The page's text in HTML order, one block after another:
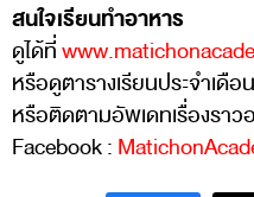
สนใจเรียนทำอาหาร
ดูได้ที่
หรือดูตารางเรียนประจำเดือ
หรือติดตามอัพเดทเรื่องราว
Facebook :